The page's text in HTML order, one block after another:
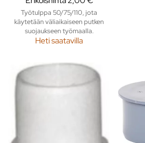
Työtulppa 50/75/110, jota
käytetään väliaikaiseen putken
suojaukseen työmaalla.
Heti saatavilla